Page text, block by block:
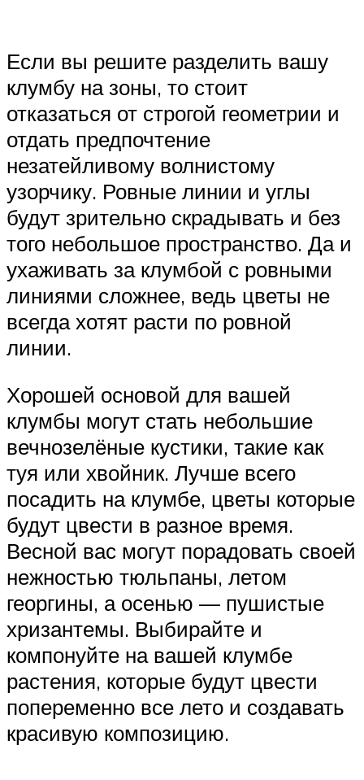
Если вы решите разделить вашу
клумбу на зоны, то стоит
отказаться от строгой геометрии и
отдать предпочтение
незатейливому волнистому
узорчику. Ровные линии и углы
будут зрительно скрадывать и без
того небольшое пространство. Да и
ухаживать за клумбой с ровными
линиями сложнее, ведь цветы не
всегда хотят расти по ровной
линии.
Хорошей основой для вашей
клумбы могут стать небольшие
вечнозелёные кустики, такие как
туя или хвойник. Лучше всего
посадить на клумбе, цветы которые
будут цвести в разное время.
Весной вас могут порадовать своей
нежностью тюльпаны, летом
георгины, а осенью — пушистые
хризантемы. Выбирайте и
компонуйте на вашей клумбе
растения, которые будут цвести
попеременно все лето и создавать
красивую композицию.